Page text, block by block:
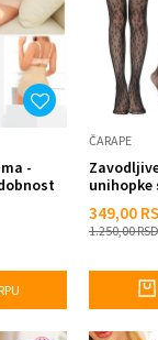
-
ČARAPE
unihopke
349,00
1.250,00RSD